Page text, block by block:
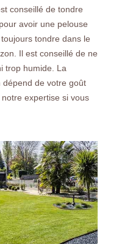
conseillé de tondre
avoir une pelouse
tondre dans le
Il est conseillé de ne
trop humide. La
de votre goût
expertise si vous